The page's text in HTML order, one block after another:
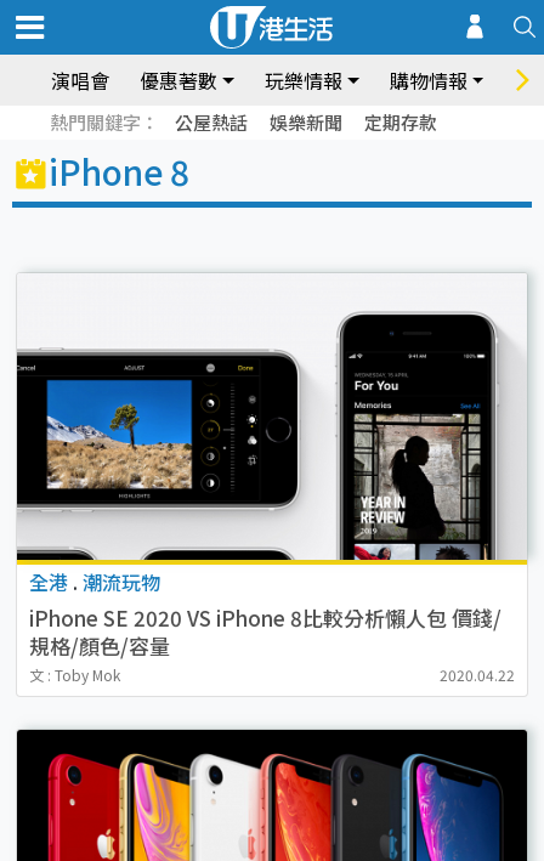
演唱會 優惠著數 玩樂情報 購物情報 飲
熱門關鍵字： 公屋熱話 娛樂新聞 定期存款
iPhone 8
全港 . 潮流玩物
iPhone SE 2020 VS iPhone 8比較分析懶人包 價錢/
規格/顏色/容量
文 : Toby Mok 2020.04.22